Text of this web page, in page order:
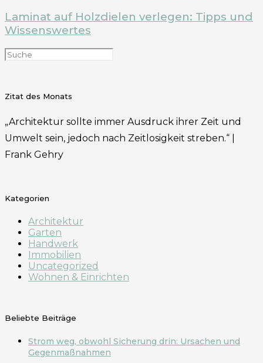
Laminat auf Holzdielen verlegen: Tipps und
Wissenswertes
Zitat des Monats
„Architektur sollte immer Ausdruck ihrer Zeit und
Umwelt sein, jedoch nach Zeitlosigkeit streben.“ |
Frank Gehry
Kategorien
Architektur
Garten
Handwerk
Immobilien
Uncategorized
Wohnen & Einrichten
Beliebte Beiträge
Strom weg, obwohl Sicherung drin: Ursachen und
Gegenmaßnahmen